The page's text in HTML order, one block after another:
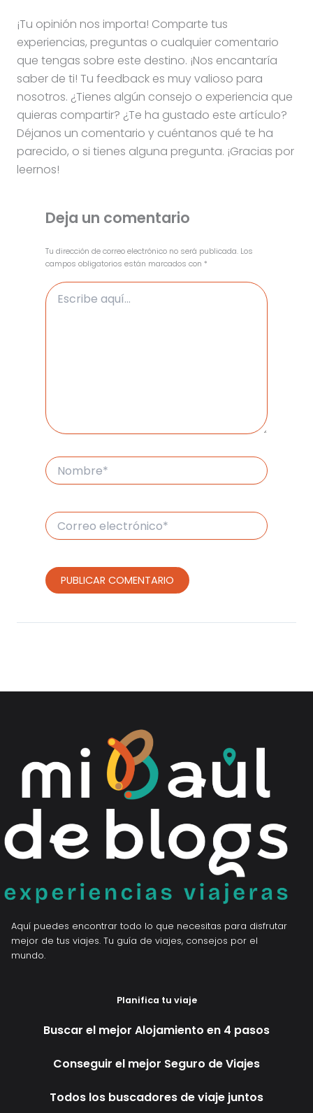
¡Tu opinión nos importa! Comparte tus
experiencias, preguntas o cualquier comentario
que tengas sobre este destino. ¡Nos encantaría
saber de ti! Tu feedback es muy valioso para
nosotros. ¿Tienes algún consejo o experiencia que
quieras compartir? ¿Te ha gustado este artículo?
Déjanos un comentario y cuéntanos qué te ha
parecido, o si tienes alguna pregunta. ¡Gracias por
leernos!
Deja un comentario
Tu dirección de correo electrónico no será publicada. Los
campos obligatorios están marcados con *
Escribe
aquí...
Nombre*
Correo
electrónico*
Aquí puedes encontrar todo lo que necesitas para disfrutar
mejor de tus viajes. Tu guía de viajes, consejos por el
mundo.
Planifica tu viaje
Buscar el mejor Alojamiento en 4 pasos
Conseguir el mejor Seguro de Viajes
Todos los buscadores de viaje juntos